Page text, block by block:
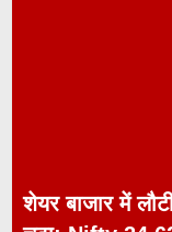
शेयर बाजार में